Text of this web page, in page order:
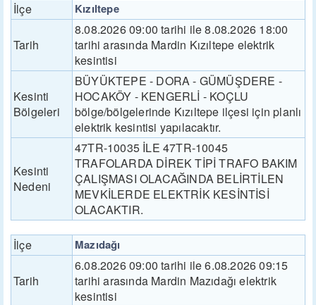
İlçe Kızıltepe
Tarih
8.08.2026 09:00 tarihi ile 8.08.2026 18:00
tarihi arasında Mardin Kızıltepe elektrik
kesintisi
Kesinti
Bölgeleri
BÜYÜKTEPE - DORA - GÜMÜŞDERE -
HOCAKÖY - KENGERLİ - KOÇLU
bölge/bölgelerinde Kızıltepe ilçesi için planlı
elektrik kesintisi yapılacaktır.
Kesinti
Nedeni
47TR-10035 İLE 47TR-10045
TRAFOLARDA DİREK TİPİ TRAFO BAKIM
ÇALIŞMASI OLACAĞINDA BELİRTİLEN
MEVKİLERDE ELEKTRİK KESİNTİSİ
OLACAKTIR.
İlçe Mazıdağı
Tarih
6.08.2026 09:00 tarihi ile 6.08.2026 09:15
tarihi arasında Mardin Mazıdağı elektrik
kesintisi